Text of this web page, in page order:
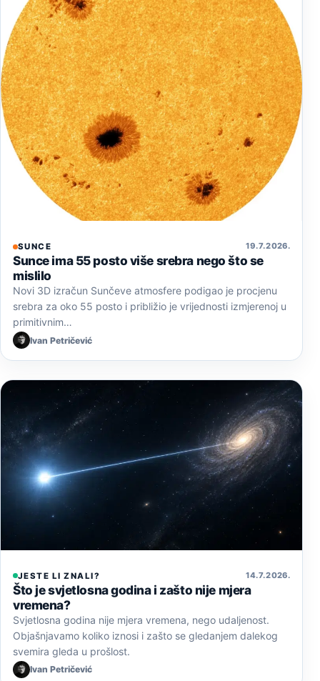
SUNCE 19. 7. 2026.
Sunce ima 55 posto više srebra nego što se
mislilo
Novi 3D izračun Sunčeve atmosfere podigao je procjenu
srebra za oko 55 posto i približio je vrijednosti izmjerenoj u
primitivnim…
Ivan Petričević
JESTE LI ZNALI? 14. 7. 2026.
Što je svjetlosna godina i zašto nije mjera
vremena?
Svjetlosna godina nije mjera vremena, nego udaljenost.
Objašnjavamo koliko iznosi i zašto se gledanjem dalekog
svemira gleda u prošlost.
Ivan Petričević